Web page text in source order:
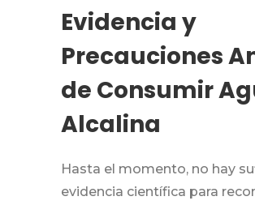
Evidencia y
Precauciones
de Consumir
Alcalina
Hasta el momento, no hay
evidencia científica para